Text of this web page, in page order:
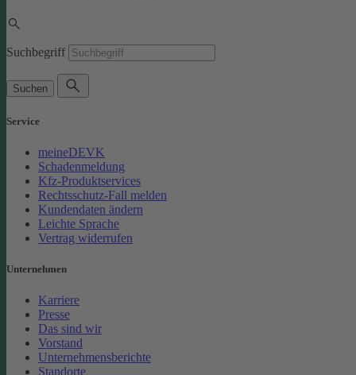
Suchbegriff
Suchen
Service
meineDEVK
Schadenmeldung
Kfz-Produktservices
Rechtsschutz-Fall melden
Kundendaten ändern
Leichte Sprache
Vertrag widerrufen
Unternehmen
Karriere
Presse
Das sind wir
Vorstand
Unternehmensberichte
Standorte